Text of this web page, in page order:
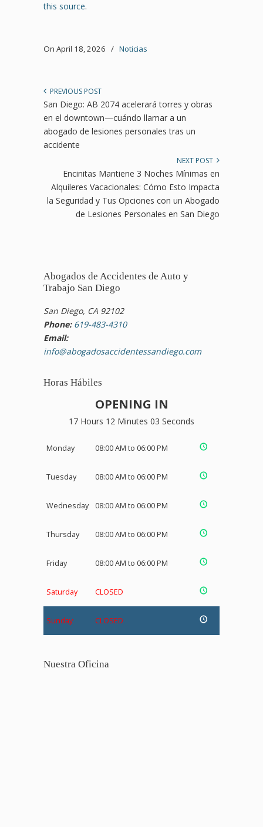
this source.
On April 18, 2026 / Noticias
PREVIOUS POST
San Diego: AB 2074 acelerará torres y obras
en el downtown—cuándo llamar a un
abogado de lesiones personales tras un
accidente
NEXT POST
Encinitas Mantiene 3 Noches Mínimas en
Alquileres Vacacionales: Cómo Esto Impacta
la Seguridad y Tus Opciones con un Abogado
de Lesiones Personales en San Diego
Abogados de Accidentes de Auto y
Trabajo San Diego
San Diego, CA 92102
Phone: 619-483-4310
Email:
info@abogadosaccidentessandiego.com
Horas Hábiles
OPENING IN
17 Hours 12 Minutes 03 Seconds
Monday 08:00 AM to 06:00 PM
Tuesday 08:00 AM to 06:00 PM
Wednesday 08:00 AM to 06:00 PM
Thursday 08:00 AM to 06:00 PM
Friday 08:00 AM to 06:00 PM
Saturday CLOSED
Sunday CLOSED
Nuestra Oficina